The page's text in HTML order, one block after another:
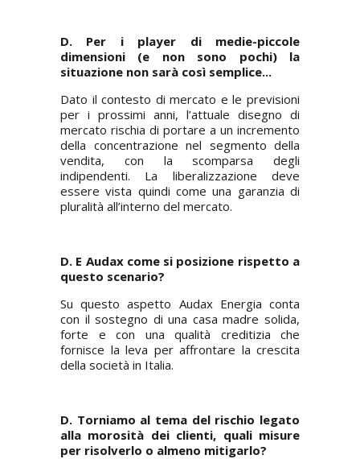
D. Per i player di medie-piccole
dimensioni (e non sono pochi) la
situazione non sarà così semplice...
Dato il contesto di mercato e le previsioni
per i prossimi anni, l’attuale disegno di
mercato rischia di portare a un incremento
della concentrazione nel segmento della
vendita, con la scomparsa degli
indipendenti. La liberalizzazione deve
essere vista quindi come una garanzia di
pluralità all’interno del mercato.
D. E Audax come si posizione rispetto a
questo scenario?
Su questo aspetto Audax Energia conta
con il sostegno di una casa madre solida,
forte e con una qualità creditizia che
fornisce la leva per affrontare la crescita
della società in Italia.
D. Torniamo al tema del rischio legato
alla morosità dei clienti, quali misure
per risolverlo o almeno mitigarlo?